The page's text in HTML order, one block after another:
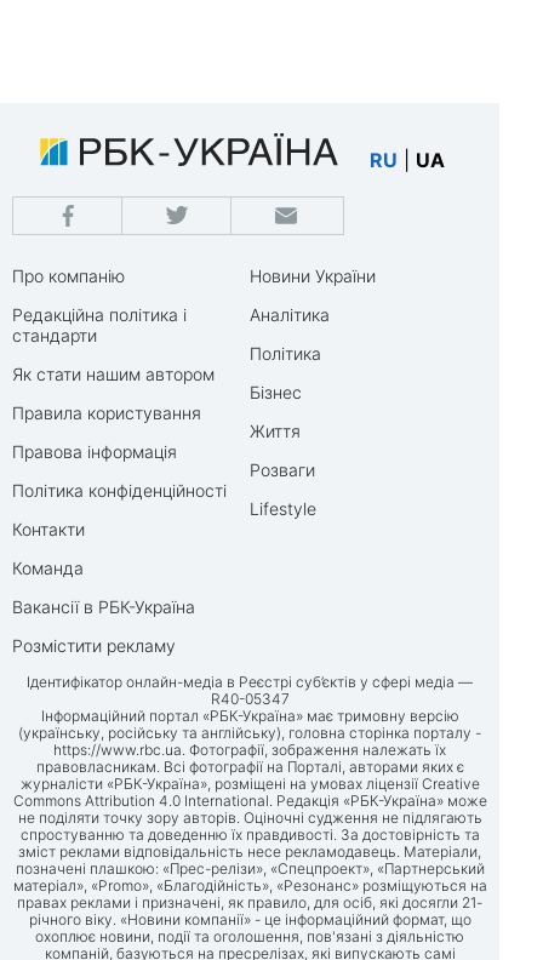
RU UA
Про компанію
Редакційна політика і
стандарти
Як стати нашим автором
Правила користування
Правова інформація
Політика конфіденційності
Контакти
Команда
Вакансії в РБК-Україна
Розмістити рекламу
Новини України
Аналітика
Політика
Бізнес
Життя
Розваги
Lifestyle
Ідентифікатор онлайн-медіа в Реєстрі суб’єктів у сфері медіа —
R40-05347
Інформаційний портал «РБК-Україна» має тримовну версію
(українську, російську та англійську), головна сторінка порталу -
https://www.rbc.ua. Фотографії, зображення належать їх
правовласникам. Всі фотографії на Порталі, авторами яких є
журналісти «РБК-Україна», розміщені на умовах ліцензії Creative
Commons Attribution 4.0 International. Редакція «РБК-Україна» може
не поділяти точку зору авторів. Оціночні судження не підлягають
спростуванню та доведенню їх правдивості. За достовірність та
зміст реклами відповідальність несе рекламодавець. Матеріали,
позначені плашкою: «Прес-релізи», «Спецпроект», «Партнерський
матеріал», «Promo», «Благодійність», «Резонанс» розміщуються на
правах реклами і призначені, як правило, для осіб, які досягли 21-
річного віку. «Новини компанії» - це інформаційний формат, що
охоплює новини, події та оголошення, пов'язані з діяльністю
компаній, базуються на пресрелізах, які випускають самі